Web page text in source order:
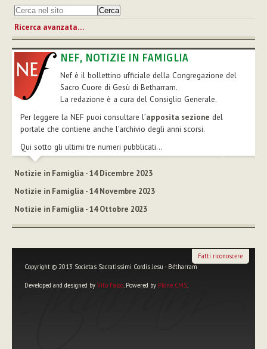
Ricerca avanzata…
NEF, NOTIZIE IN FAMIGLIA
Nef è il bollettino ufficiale della Congregazione del
Sacro Cuore di Gesù di Betharram.
La redazione è a cura del Consiglio Generale.
Per leggere la NEF puoi consultare l’apposita sezione del
portale che contiene anche l'archivio degli anni scorsi.
Qui sotto gli ultimi tre numeri pubblicati...
Notizie in Famiglia - 14 Dicembre 2023
Notizie in Famiglia - 14 Novembre 2023
Notizie in Famiglia - 14 Ottobre 2023
Copyright © 2013 Societas Sacratissimi Cordis Jesu - Bétharram
Developed and designed by Vito Falco. Powered by Plone CMS.
Fatti riconoscere